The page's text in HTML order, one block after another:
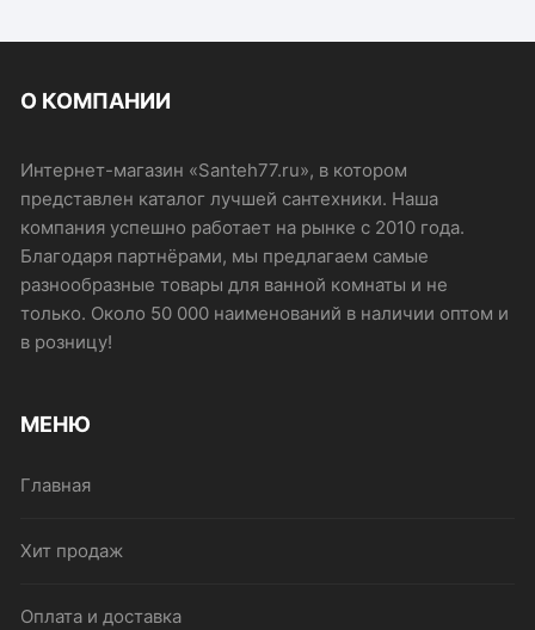
О КОМПАНИИ
Интернет-магазин «Santeh77.ru», в котором
представлен каталог лучшей сантехники. Наша
компания успешно работает на рынке с 2010 года.
Благодаря партнёрами, мы предлагаем самые
разнообразные товары для ванной комнаты и не
только. Около 50 000 наименований в наличии оптом и
в розницу!
МЕНЮ
Главная
Хит продаж
Оплата и доставка